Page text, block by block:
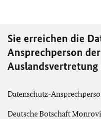
Sie erreichen die
Ansprechperson der
Datenschutz-
Deutsche Botschaft